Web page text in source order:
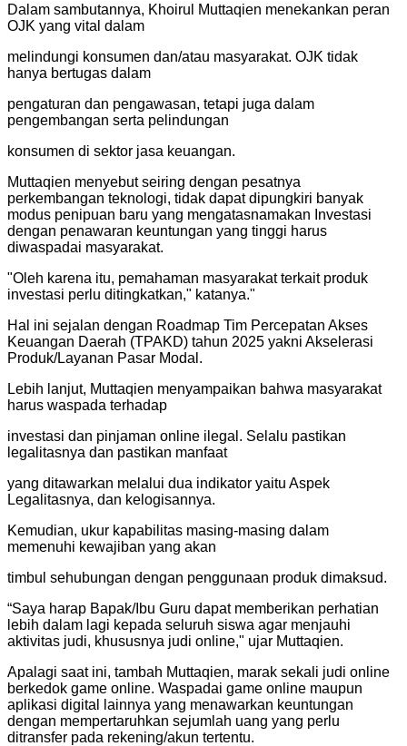
Dalam sambutannya, Khoirul Muttaqien menekankan peran
OJK yang vital dalam
melindungi konsumen dan/atau masyarakat. OJK tidak
hanya bertugas dalam
pengaturan dan pengawasan, tetapi juga dalam
pengembangan serta pelindungan
konsumen di sektor jasa keuangan.
Muttaqien menyebut seiring dengan pesatnya
perkembangan teknologi, tidak dapat dipungkiri banyak
modus penipuan baru yang mengatasnamakan Investasi
dengan penawaran keuntungan yang tinggi harus
diwaspadai masyarakat.
"Oleh karena itu, pemahaman masyarakat terkait produk
investasi perlu ditingkatkan," katanya."
Hal ini sejalan dengan Roadmap Tim Percepatan Akses
Keuangan Daerah (TPAKD) tahun 2025 yakni Akselerasi
Produk/Layanan Pasar Modal.
Lebih lanjut, Muttaqien menyampaikan bahwa masyarakat
harus waspada terhadap
investasi dan pinjaman online ilegal. Selalu pastikan
legalitasnya dan pastikan manfaat
yang ditawarkan melalui dua indikator yaitu Aspek
Legalitasnya, dan kelogisannya.
Kemudian, ukur kapabilitas masing-masing dalam
memenuhi kewajiban yang akan
timbul sehubungan dengan penggunaan produk dimaksud.
“Saya harap Bapak/Ibu Guru dapat memberikan perhatian
lebih dalam lagi kepada seluruh siswa agar menjauhi
aktivitas judi, khususnya judi online," ujar Muttaqien.
Apalagi saat ini, tambah Muttaqien, marak sekali judi online
berkedok game online. Waspadai game online maupun
aplikasi digital lainnya yang menawarkan keuntungan
dengan mempertaruhkan sejumlah uang yang perlu
ditransfer pada rekening/akun tertentu.